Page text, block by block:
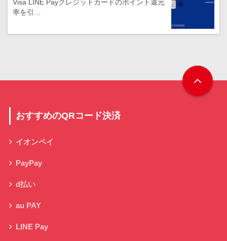
Visa LINE Payクレジットカードのポイント還元
率を引…
おすすめのQRコード決済
イオンペイ
PayPay
d払い
au PAY
LINE Pay